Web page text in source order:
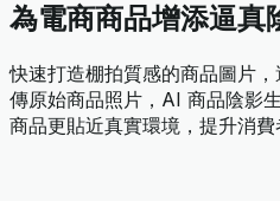
為電商商品增添逼真
快速打造棚拍質感的商品圖片
傳原始商品照片，AI 商品陰影
商品更貼近真實環境，提升消費